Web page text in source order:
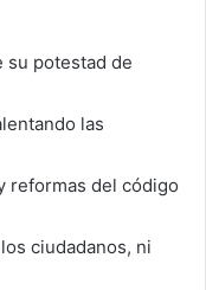
su potestad de
las
reformas del código
ciudadanos, ni